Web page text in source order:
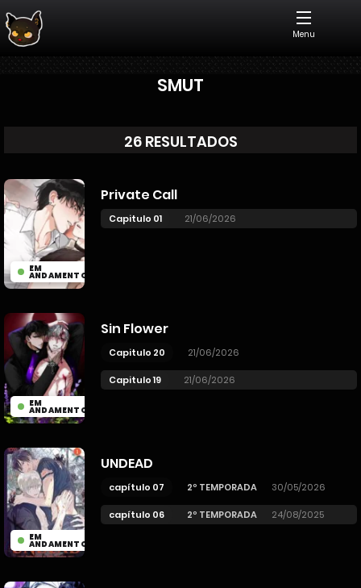
Menu
SMUT
26 RESULTADOS
EM
ANDAMENTO
Private Call
Capitulo 01 21/06/2026
EM
ANDAMENTO
Sin Flower
Capitulo 20 21/06/2026
Capitulo 19 21/06/2026
EM
ANDAMENTO
UNDEAD
capítulo 07 2º TEMPORADA 30/05/2026
capítulo 06 2º TEMPORADA 24/08/2025